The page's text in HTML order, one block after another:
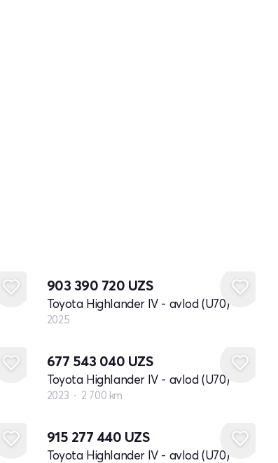
903 390 720 UZS
Toyota Highlander IV - avlod (U70)
2025
677 543 040 UZS
Toyota Highlander IV - avlod (U70)
2023 2 700 km
915 277 440 UZS
Toyota Highlander IV - avlod (U70)